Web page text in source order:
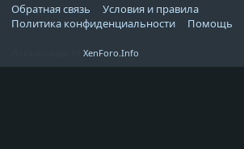
Обратная связь
Условия и правила
Политика конфиденциальности
Помощь
XenForo.Info